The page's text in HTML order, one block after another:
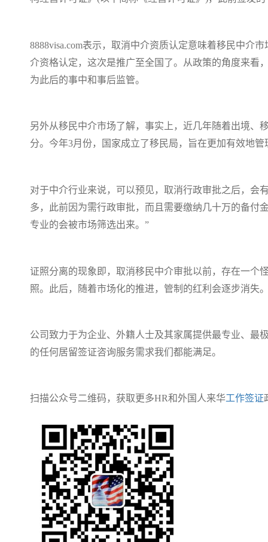
8888visa.com表示，取消中介资质认定意味着移民中介
介资格认定，这次是推广至全国了。从政策的角度来看
为此后的事中和事后监管。
另外从移民中介市场了解，事实上，近几年随着出境、
分。今年3月份，国家成立了移民局，旨在更加有效地
对于中介行业来说，可以预见，取消行政审批之后，会
多，此前因为需行政审批，而且需要缴纳几十万的备付
专业的会被市场筛选出来。”
证照分离的现象即，取消移民中介审批以前，存在一个
照。此后，随着市场化的推进，管制的红利会逐步消失
公司致力于为企业、外籍人士及其家属提供最专业、最
的任何居留签证咨询服务需求我们都能满足。
扫描公众号二维码，获取更多HR和外国人来华工作签证